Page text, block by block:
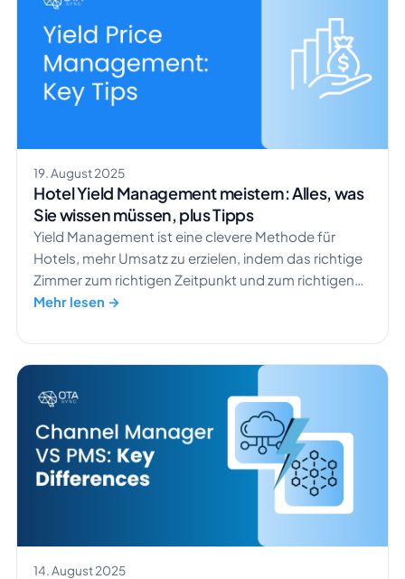
im Dezember 2024 156,67 US-Dollar, was einem
Anstieg von 3,3 % gegenüber dem Vorjahr
entspricht […]
19. August 2025
Hotel Yield Management meistern: Alles, was
Sie wissen müssen, plus Tipps
Yield Management ist eine clevere Methode für
Hotels, mehr Umsatz zu erzielen, indem das richtige
Zimmer zum richtigen Zeitpunkt und zum richtigen
Preis an den richtigen Gast verkauft wird.
Luftfahrtbranche, etwa von American Airlines, die
damit bessere Preise für Sitzplätze festlegten.
Heute nutzen Hotels eine ähnliche Strategie, um ihre
[…]
Mehr lesen →
14. August 2025